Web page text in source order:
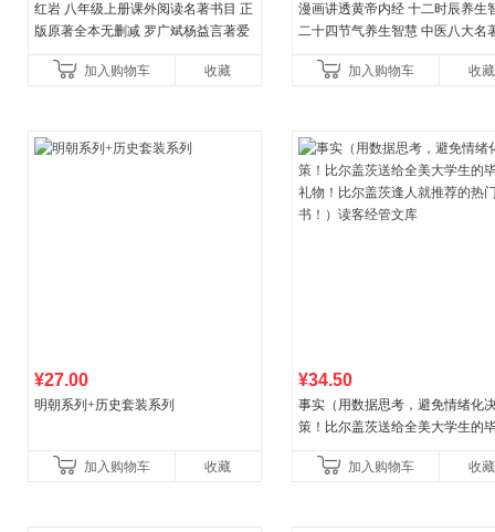
红岩 八年级上册课外阅读名著书目 正
版原著全本无删减 罗广斌杨益言著爱
国青年出版社加入购物车 收藏
漫画讲透黄帝内经 十二时辰养生
二十四节气养生智慧 中医八大名
加入购物车
收藏
¥27.00
明朝系列+历史套装系列
加入购物车 收藏
¥34.50
事实（用数据思考，避免情绪化
策！比尔盖茨送给全美大学生的
书！）读客经管文库
加入购物车 收藏